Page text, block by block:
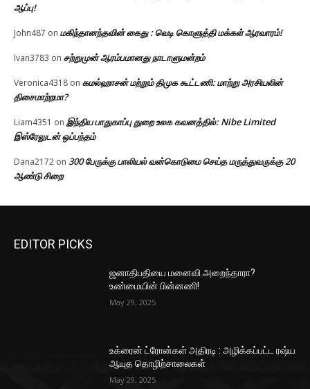
ஆப்பு!
John487 on மகிந்தானந்தவின் கைது : வெடி கொளுத்தி மக்கள் ஆரவாரம்!
Ivan3783 on சற்றுமுன் ஆரம்பமானது நாடாளுமன்றம்
Veronica4318 on கமல்ஹாசன் மற்றும் திமுக கூட்டணி: மாற்று அரசியலின்
திசைமாற்றமா?
Liam4351 on இந்திய பாதுகாப்பு துறை உலக கவனத்தில்: Nibe Limited
இஸ்ரேலுடன் ஒப்பந்தம்
Dana2172 on 300 பேருக்கு பாலியல் வன்கொடுமை செய்த மருத்துவருக்கு 20
ஆண்டு சிறை
EDITOR PICKS
ஜனாதிபதியை மனைவி அறைந்தாரா?
உண்மையின் பின்னணி!
May 29, 2025
உக்ரைன் ட்ரோன்கள் அதிரடி : அழிக்கப்பட்ட ரஷ்ய
ஆயுத தொழிற்சாலைகள்
May 29, 2025